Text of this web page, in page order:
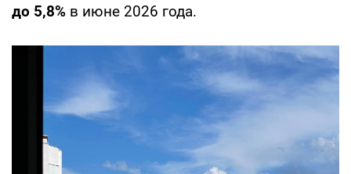
до 5,8% в июне 2026 года.